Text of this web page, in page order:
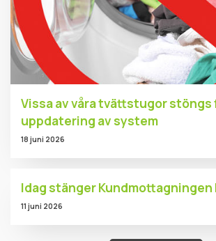
Vissa av våra tvättstugor stöngs
uppdatering av system
18 juni 2026
Idag stänger Kundmottagningen
11 juni 2026